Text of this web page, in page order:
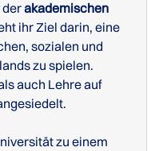
derakademischen
ihr Ziel darin, eine
sozialen und
zu spielen.
auch Lehre auf
zu einem